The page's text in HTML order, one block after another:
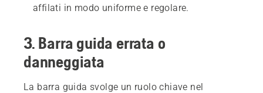
affilati in modo uniforme e regolare.
3. Barra guida errata o
danneggiata
La barra guida svolge un ruolo chiave nel